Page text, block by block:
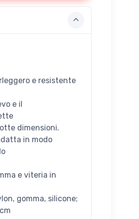
e resistente
e il
dimensioni.
in modo
e viteria in
gomma, silicone;